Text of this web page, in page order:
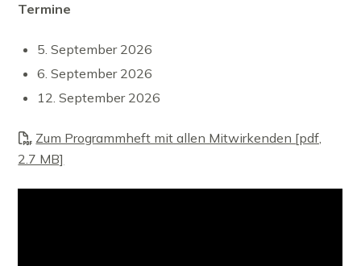
Termine
5. September 2026
6. September 2026
12. September 2026
Zum Programmheft mit allen Mitwirkenden [pdf,
2.7 MB]